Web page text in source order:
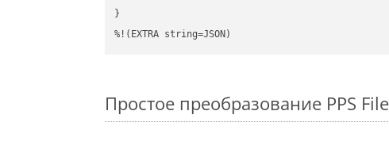
}
%!(EXTRA string=JSON)
Простое преобразование PPS